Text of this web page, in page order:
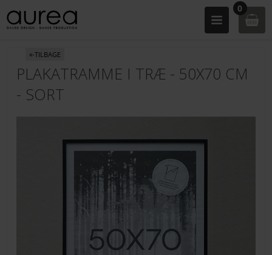
0
«-TILBAGE
PLAKATRAMME I TRÆ - 50X70 CM
- SORT